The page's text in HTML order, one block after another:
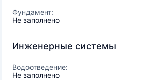
Фундамент:
Не заполнено
Инженерные системы
Водоотведение:
Не заполнено